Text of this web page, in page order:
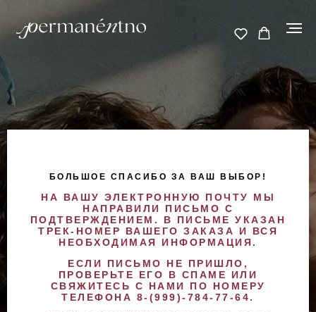
БОЛЬШОЕ СПАСИБО ЗА ВАШ ВЫБОР!
НА ВАШУ ЭЛЕКТРОННУЮ ПОЧТУ МЫ
НАПРАВИЛИ ПИСЬМО С
ПОДТВЕРЖДЕНИЕМ. В ПИСЬМЕ УКАЗАН
ТРЕК-НОМЕР ВАШЕГО ЗАКАЗА И ВСЯ
НЕОБХОДИМАЯ ИНФОРМАЦИЯ.
ЕСЛИ ПИСЬМО НЕ ПРИШЛО,
ПРОВЕРЬТЕ ЕГО В СПАМЕ ИЛИ
СВЯЖИТЕСЬ С НАМИ ПО НОМЕРУ
ТЕЛЕФОНА 8-(999)-784-77-64.